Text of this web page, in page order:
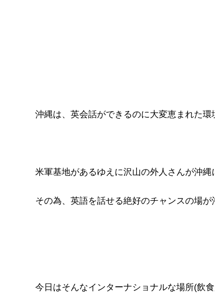
沖縄は、英会話ができるのに大変恵まれた環
米軍基地があるゆえに沢山の外人さんが沖縄
その為、英語を話せる絶好のチャンスの場が
今日はそんなインターナショナルな場所(飲